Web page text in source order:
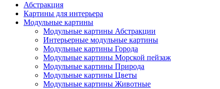
Абстракция
Картины для интерьера
Модульные картины
Модульные картины Абстракции
Интерьерные модульные картины
Модульные картины Города
Модульные картины Морской пейзаж
Модульные картины Природа
Модульные картины Цветы
Модульные картины Животные